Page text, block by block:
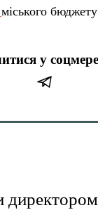
міського
у